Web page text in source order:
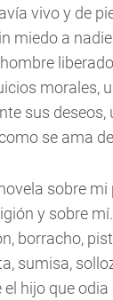
vivo y de
miedo a
morales,
sus deseos,
se ama
sobre mi
y sobre
borracho,
sumisa,
hijo que